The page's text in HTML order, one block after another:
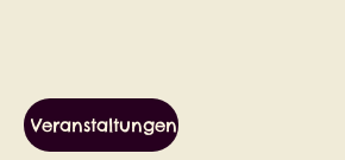
Veranstaltungen